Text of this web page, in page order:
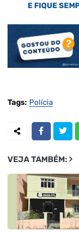
E FIQUE
Tags: Polícia
VEJA TAMBÉM: